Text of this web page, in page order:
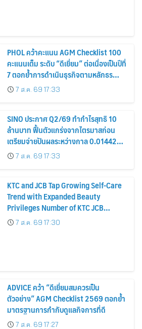
PHOL คว้าคะแนน AGM Checklist 100
คะแนนเต็ม ระดับ “ดีเยี่ยม” ต่อเนื่องเป็นปีที่
7 ตอกย้ำการดำเนินธุรกิจตามหลักธร
รมาภิบาล โปร่งใส สร้างความเชื่อมั่นผู้ถือ
หุ้น
7 ส.ค. 69 17:33
SINO ประกาศ Q2/69 ทำกำไรสุทธิ 10
ล้านบาท ฟื้นตัวแกร่งจากไตรมาสก่อน
เตรียมจ่ายปันผลระหว่างกาล 0.014423
บาทต่อหุ้น ครึ่งปีหลังมุ่งเติบโตต่อเนื่อง
7 ส.ค. 69 17:33
KTC and JCB Tap Growing Self-Care
Trend with Expanded Beauty
Privileges Number of KTC JCB
Cardmembers Spending on
Cosmetics Rises 26%
7 ส.ค. 69 17:30
ADVICE คว้า “ดีเยี่ยมสมควรเป็น
ตัวอย่าง” AGM Checklist 2569 ตอกย้ำ
มาตรฐานการกำกับดูแลกิจการที่ดี
7 ส.ค. 69 17:27